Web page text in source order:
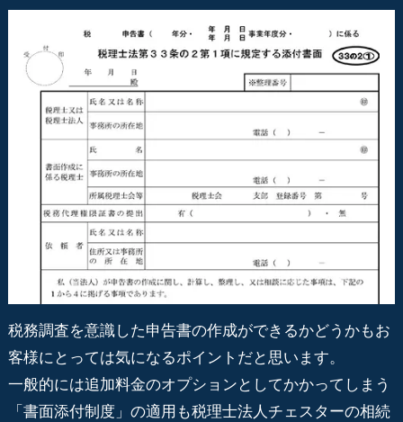
税務調査を意識した申告書の作成ができるかどうかもお
客様にとっては気になるポイントだと思います。
一般的には追加料金のオプションとしてかかってしまう
「書面添付制度」の適用も税理士法人チェスターの相続